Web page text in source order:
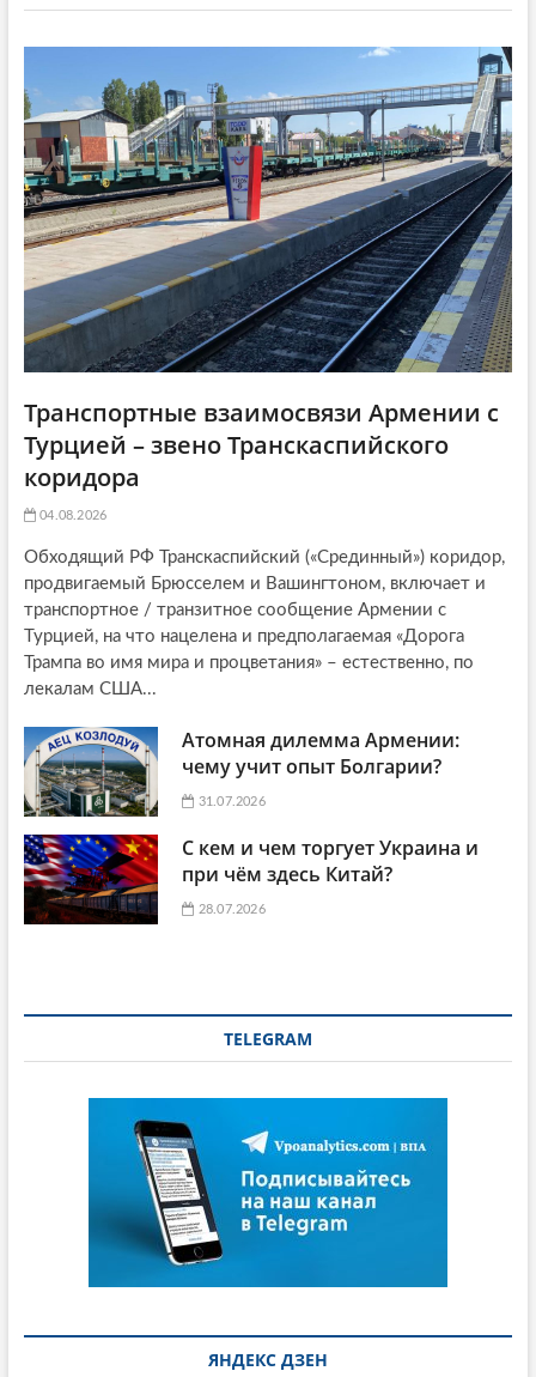
t
i
o
n
ь
я
:
я
:
Транспортные взаимосвязи Армении с
Турцией – звено Транскаспийского
коридора
04.08.2026
Обходящий РФ Транскаспийский («Срединный») коридор,
продвигаемый Брюсселем и Вашингтоном, включает и
транспортное / транзитное сообщение Армении с
Турцией, на что нацелена и предполагаемая «Дорога
Трампа во имя мира и процветания» – естественно, по
лекалам США...
Атомная дилемма Армении:
чему учит опыт Болгарии?
31.07.2026
С кем и чем торгует Украина и
при чём здесь Китай?
28.07.2026
TELEGRAM
ЯНДЕКС ДЗЕН